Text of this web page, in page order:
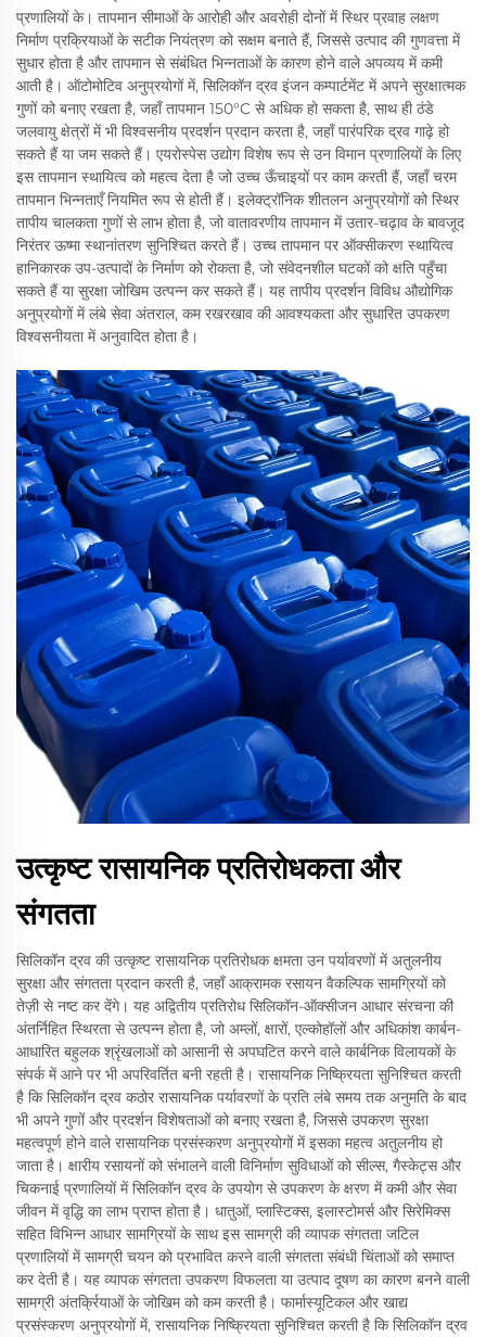
प्रणालियों के। तापमान सीमाओं के आरोही और अवरोही दोनों में स्थिर प्रवाह लक्षण
निर्माण प्रक्रियाओं के सटीक नियंत्रण को सक्षम बनाते हैं, जिससे उत्पाद की गुणवत्ता में
सुधार होता है और तापमान से संबंधित भिन्नताओं के कारण होने वाले अपव्यय में कमी
आती है। ऑटोमोटिव अनुप्रयोगों में, सिलिकॉन द्रव इंजन कम्पार्टमेंट में अपने सुरक्षात्मक
गुणों को बनाए रखता है, जहाँ तापमान 150°C से अधिक हो सकता है, साथ ही ठंडे
जलवायु क्षेत्रों में भी विश्वसनीय प्रदर्शन प्रदान करता है, जहाँ पारंपरिक द्रव गाढ़े हो
सकते हैं या जम सकते हैं। एयरोस्पेस उद्योग विशेष रूप से उन विमान प्रणालियों के लिए
इस तापमान स्थायित्व को महत्व देता है जो उच्च ऊँचाइयों पर काम करती हैं, जहाँ चरम
तापमान भिन्नताएँ नियमित रूप से होती हैं। इलेक्ट्रॉनिक शीतलन अनुप्रयोगों को स्थिर
तापीय चालकता गुणों से लाभ होता है, जो वातावरणीय तापमान में उतार-चढ़ाव के बावजूद
निरंतर ऊष्मा स्थानांतरण सुनिश्चित करते हैं। उच्च तापमान पर ऑक्सीकरण स्थायित्व
हानिकारक उप-उत्पादों के निर्माण को रोकता है, जो संवेदनशील घटकों को क्षति पहुँचा
सकते हैं या सुरक्षा जोखिम उत्पन्न कर सकते हैं। यह तापीय प्रदर्शन विविध औद्योगिक
अनुप्रयोगों में लंबे सेवा अंतराल, कम रखरखाव की आवश्यकता और सुधारित उपकरण
विश्वसनीयता में अनुवादित होता है।
उत्कृष्ट रासायनिक प्रतिरोधकता और
संगतता
सिलिकॉन द्रव की उत्कृष्ट रासायनिक प्रतिरोधक क्षमता उन पर्यावरणों में अतुलनीय
सुरक्षा और संगतता प्रदान करती है, जहाँ आक्रामक रसायन वैकल्पिक सामग्रियों को
तेज़ी से नष्ट कर देंगे। यह अद्वितीय प्रतिरोध सिलिकॉन-ऑक्सीजन आधार संरचना की
अंतर्निहित स्थिरता से उत्पन्न होता है, जो अम्लों, क्षारों, एल्कोहॉलों और अधिकांश कार्बन-
आधारित बहुलक श्रृंखलाओं को आसानी से अपघटित करने वाले कार्बनिक विलायकों के
संपर्क में आने पर भी अपरिवर्तित बनी रहती है। रासायनिक निष्क्रियता सुनिश्चित करती
है कि सिलिकॉन द्रव कठोर रासायनिक पर्यावरणों के प्रति लंबे समय तक अनुमति के बाद
भी अपने गुणों और प्रदर्शन विशेषताओं को बनाए रखता है, जिससे उपकरण सुरक्षा
महत्वपूर्ण होने वाले रासायनिक प्रसंस्करण अनुप्रयोगों में इसका महत्व अतुलनीय हो
जाता है। क्षारीय रसायनों को संभालने वाली विनिर्माण सुविधाओं को सील्स, गैस्केट्स और
चिकनाई प्रणालियों में सिलिकॉन द्रव के उपयोग से उपकरण के क्षरण में कमी और सेवा
जीवन में वृद्धि का लाभ प्राप्त होता है। धातुओं, प्लास्टिक्स, इलास्टोमर्स और सिरेमिक्स
सहित विभिन्न आधार सामग्रियों के साथ इस सामग्री की व्यापक संगतता जटिल
प्रणालियों में सामग्री चयन को प्रभावित करने वाली संगतता संबंधी चिंताओं को समाप्त
कर देती है। यह व्यापक संगतता उपकरण विफलता या उत्पाद दूषण का कारण बनने वाली
सामग्री अंतर्क्रियाओं के जोखिम को कम करती है। फार्मास्यूटिकल और खाद्य
प्रसंस्करण अनुप्रयोगों में, रासायनिक निष्क्रियता सुनिश्चित करती है कि सिलिकॉन द्रव